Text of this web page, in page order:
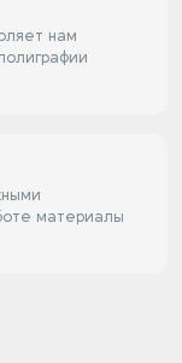
нам
материалы